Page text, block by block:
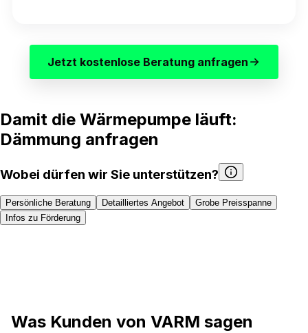
Jetzt kostenlose Beratung anfragen
Damit die Wärmepumpe läuft:
Dämmung anfragen
Wobei dürfen wir Sie unterstützen?
Persönliche Beratung Detailliertes Angebot
Grobe Preisspanne
Infos zu Förderung
Was Kunden von VARM sagen